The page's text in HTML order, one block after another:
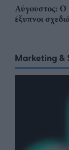
Αύγουστος: Ο
έξυπνοι
Marketing &